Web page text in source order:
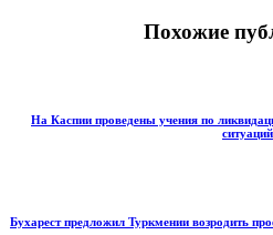
Похожие
На Каспии проведены учения по
ситуаций
Бухарест предложил Туркмении возродить